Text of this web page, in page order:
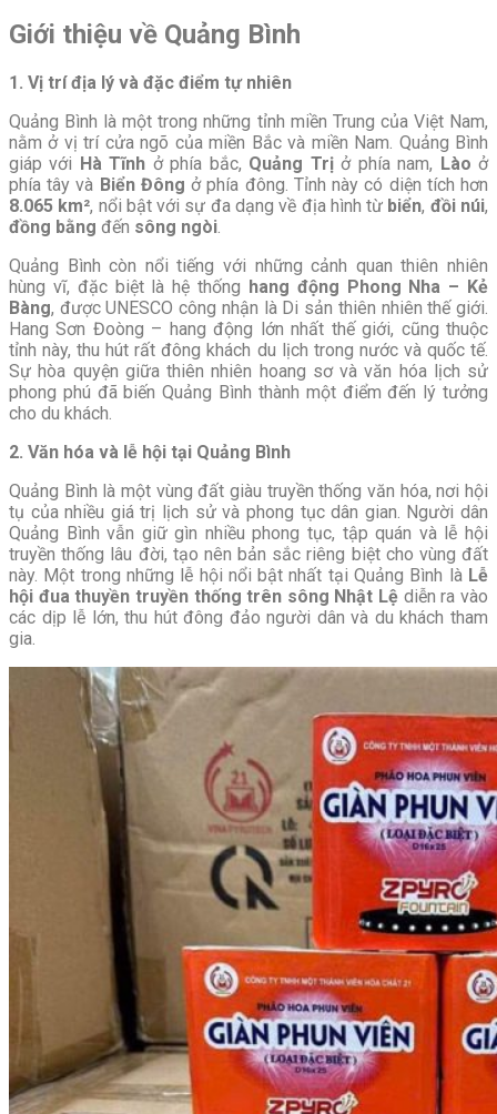
Giới thiệu về Quảng Bình
1. Vị trí địa lý và đặc điểm tự nhiên
Quảng Bình là một trong những tỉnh miền Trung của Việt Nam,
nằm ở vị trí cửa ngõ của miền Bắc và miền Nam. Quảng Bình
giáp với Hà Tĩnh ở phía bắc, Quảng Trịở phía nam, Lào ở
phía tây và Biển Đông ở phía đông. Tỉnh này có diện tích hơn
8.065 km², nổi bật với sự đa dạng về địa hình từ biển, đồi núi,
đồng bằng đến sông ngòi.
Quảng Bình còn nổi tiếng với những cảnh quan thiên nhiên
hùng vĩ, đặc biệt là hệ thống hang động Phong Nha – Kẻ
Bàng, được UNESCO công nhận là Di sản thiên nhiên thế giới.
Hang Sơn Đoòng – hang động lớn nhất thế giới, cũng thuộc
tỉnh này, thu hút rất đông khách du lịch trong nước và quốc tế.
Sự hòa quyện giữa thiên nhiên hoang sơ và văn hóa lịch sử
phong phú đã biến Quảng Bình thành một điểm đến lý tưởng
cho du khách.
2. Văn hóa và lễ hội tại Quảng Bình
Quảng Bình là một vùng đất giàu truyền thống văn hóa, nơi hội
tụ của nhiều giá trị lịch sử và phong tục dân gian. Người dân
Quảng Bình vẫn giữ gìn nhiều phong tục, tập quán và lễ hội
truyền thống lâu đời, tạo nên bản sắc riêng biệt cho vùng đất
này. Một trong những lễ hội nổi bật nhất tại Quảng Bình là Lễ
hội đua thuyền truyền thống trên sông Nhật Lệ diễn ra vào
các dịp lễ lớn, thu hút đông đảo người dân và du khách tham
gia.